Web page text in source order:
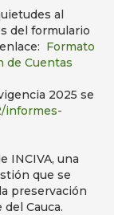
al
del formulario
Formato
de Cuentas
2025 se
informes-
INCIVA, una
que se
preservación
Cauca.